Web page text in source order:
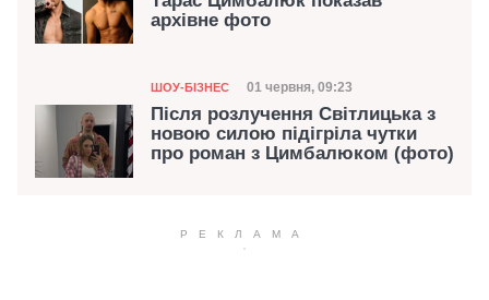
архівне фото
Категорія
ШОУ-БІЗНЕС Дата публікації
01 червня, 09:23
Після розлучення Світлицька з
новою силою підігріла чутки
про роман з Цимбалюком (фото)